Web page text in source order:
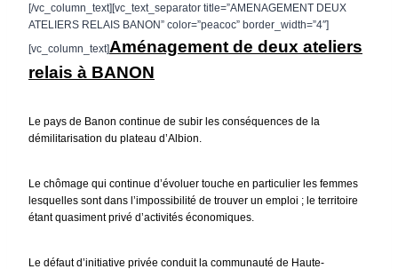
[/vc_column_text][vc_text_separator title=”AMENAGEMENT DEUX
ATELIERS RELAIS BANON” color=”peacoc” border_width=”4″]
[vc_column_text]Aménagement de deux ateliers
relais à BANON
Le pays de Banon continue de subir les conséquences de la
démilitarisation du plateau d’Albion.
Le chômage qui continue d’évoluer touche en particulier les femmes
lesquelles sont dans l’impossibilité de trouver un emploi ; le territoire
étant quasiment privé d’activités économiques.
Le défaut d’initiative privée conduit la communauté de Haute-